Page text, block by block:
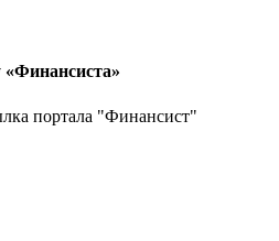
«Финансиста»
портала "Финансист"